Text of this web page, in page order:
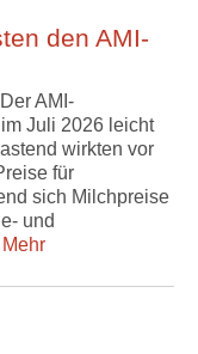
den AMI-
AMI-
Juli 2026 leicht
wirkten vor
für
sich Milchpreise
und
Mehr